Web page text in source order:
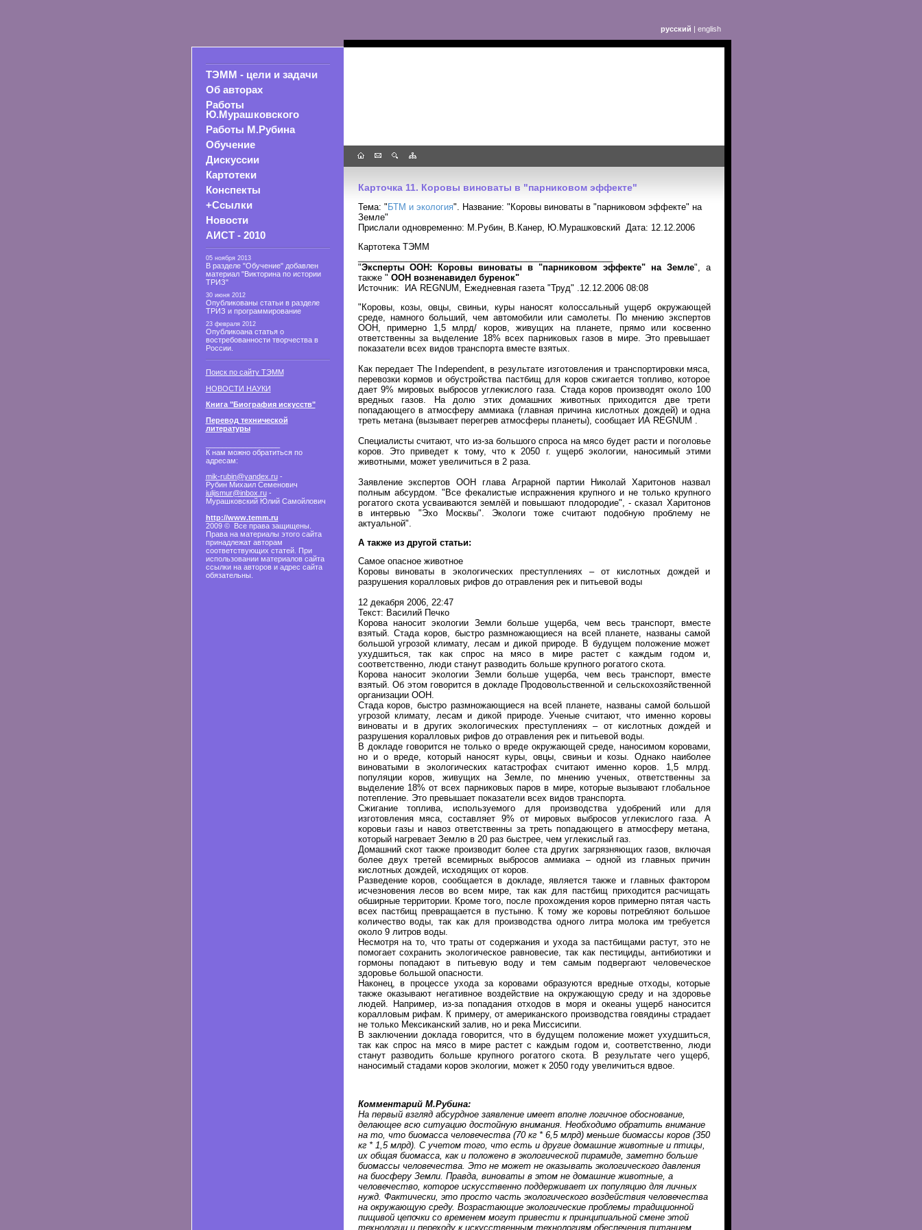
русский | english
ТЭММ - цели и задачи
Об авторах
Работы
Ю.Мурашковского
Работы М.Рубина
Обучение
Дискуссии
Картотеки
Конспекты
+Ссылки
Новости
АИСТ - 2010
05 ноября 2013
В разделе "Обучение" добавлен
материал "Викторина по истории
ТРИЗ"
30 июня 2012
Опубликованы статьи в разделе
ТРИЗ и программирование
23 февраля 2012
Опубликоана статья о
востребованности творчества в
России.
Поиск по сайту ТЭММ
НОВОСТИ НАУКИ
Книга "Биография искусств"
Перевод технической
литературы
К нам можно обратиться по
адресам:
mik-rubin@yandex.ru-
Рубин Михаил Семенович
julijsmur@inbox.ru-
Мурашковский Юлий Самойлович
http://www.temm.ru
2009 © Все права защищены.
Права на материалы этого сайта
принадлежат авторам
соответствующих статей. При
использовании материалов сайта
ссылки на авторов и адрес сайта
обязательны.
Карточка 11. Коровы виноваты в "парниковом эффекте"
Тема: " БТМ и экология". Название: "Коровы виноваты в "парниковом эффекте" на
Земле"
Прислали одновременно: М.Рубин, В.Канер, Ю.Мурашковский Дата: 12.12.2006
Картотека ТЭММ
"Эксперты ООН: Коровы виноваты в "парниковом эффекте" на Земле", а
также " ООН возненавидел буренок"
Источник: ИА REGNUM, Ежедневная газета "Труд" .12.12.2006 08:08
"Коровы, козы, овцы, свиньи, куры наносят колоссальный ущерб окружающей
среде, намного больший, чем автомобили или самолеты. По мнению экспертов
ООН, примерно 1,5 млрд/ коров, живущих на планете, прямо или косвенно
ответственны за выделение 18% всех парниковых газов в мире. Это превышает
показатели всех видов транспорта вместе взятых.
Как передает The Independent, в результате изготовления и транспортировки мяса,
перевозки кормов и обустройства пастбищ для коров сжигается топливо, которое
дает 9% мировых выбросов углекислого газа. Стада коров производят около 100
вредных газов. На долю этих домашних животных приходится две трети
попадающего в атмосферу аммиака (главная причина кислотных дождей) и одна
треть метана (вызывает перегрев атмосферы планеты), сообщает ИА REGNUM .
Специалисты считают, что из-за большого спроса на мясо будет расти и поголовье
коров. Это приведет к тому, что к 2050 г. ущерб экологии, наносимый этими
животными, может увеличиться в 2 раза.
Заявление экспертов ООН глава Аграрной партии Николай Харитонов назвал
полным абсурдом. "Все фекалистые испражнения крупного и не только крупного
рогатого скота усваиваются землёй и повышают плодородие", - сказал Харитонов
в интервью "Эхо Москвы". Экологи тоже считают подобную проблему не
актуальной".
А также из другой статьи:
Самое опасное животное
Коровы виноваты в экологических преступлениях – от кислотных дождей и
разрушения коралловых рифов до отравления рек и питьевой воды
12 декабря 2006, 22:47
Текст: Василий Печко
Корова наносит экологии Земли больше ущерба, чем весь транспорт, вместе
взятый. Стада коров, быстро размножающиеся на всей планете, названы самой
большой угрозой климату, лесам и дикой природе. В будущем положение может
ухудшиться, так как спрос на мясо в мире растет с каждым годом и,
соответственно, люди станут разводить больше крупного рогатого скота.
Корова наносит экологии Земли больше ущерба, чем весь транспорт, вместе
взятый. Об этом говорится в докладе Продовольственной и сельскохозяйственной
организации ООН.
Стада коров, быстро размножающиеся на всей планете, названы самой большой
угрозой климату, лесам и дикой природе. Ученые считают, что именно коровы
виноваты и в других экологических преступлениях – от кислотных дождей и
разрушения коралловых рифов до отравления рек и питьевой воды.
В докладе говорится не только о вреде окружающей среде, наносимом коровами,
но и о вреде, который наносят куры, овцы, свиньи и козы. Однако наиболее
виноватыми в экологических катастрофах считают именно коров. 1,5 млрд.
популяции коров, живущих на Земле, по мнению ученых, ответственны за
выделение 18% от всех парниковых паров в мире, которые вызывают глобальное
потепление. Это превышает показатели всех видов транспорта.
Сжигание топлива, используемого для производства удобрений или для
изготовления мяса, составляет 9% от мировых выбросов углекислого газа. А
коровьи газы и навоз ответственны за треть попадающего в атмосферу метана,
который нагревает Землю в 20 раз быстрее, чем углекислый газ.
Домашний скот также производит более ста других загрязняющих газов, включая
более двух третей всемирных выбросов аммиака – одной из главных причин
кислотных дождей, исходящих от коров.
Разведение коров, сообщается в докладе, является также и главных фактором
исчезновения лесов во всем мире, так как для пастбищ приходится расчищать
обширные территории. Кроме того, после прохождения коров примерно пятая часть
всех пастбищ превращается в пустыню. К тому же коровы потребляют большое
количество воды, так как для производства одного литра молока им требуется
около 9 литров воды.
Несмотря на то, что траты от содержания и ухода за пастбищами растут, это не
помогает сохранить экологическое равновесие, так как пестициды, антибиотики и
гормоны попадают в питьевую воду и тем самым подвергают человеческое
здоровье большой опасности.
Наконец, в процессе ухода за коровами образуются вредные отходы, которые
также оказывают негативное воздействие на окружающую среду и на здоровье
людей. Например, из-за попадания отходов в моря и океаны ущерб наносится
коралловым рифам. К примеру, от американского производства говядины страдает
не только Мексиканский залив, но и река Миссисипи.
В заключении доклада говорится, что в будущем положение может ухудшиться,
так как спрос на мясо в мире растет с каждым годом и, соответственно, люди
станут разводить больше крупного рогатого скота. В результате чего ущерб,
наносимый стадами коров экологии, может к 2050 году увеличиться вдвое.
Комментарий М.Рубина:
На первый взгляд абсурдное заявление имеет вполне логичное обоснование,
делающее всю ситуацию достойную внимания. Необходимо обратить внимание
на то, что биомасса человечества (70 кг * 6,5 млрд) меньше биомассы коров (350
кг * 1,5 млрд). С учетом того, что есть и другие домашние животные и птицы,
их общая биомасса, как и положено в экологической пирамиде, заметно больше
биомассы человечества. Это не может не оказывать экологического давления
на биосферу Земли. Правда, виноваты в этом не домашние животные, а
человечество, которое искусственно поддерживает их популяцию для личных
нужд. Фактически, это просто часть экологического воздействия человечества
на окружающую среду. Возрастающие экологические проблемы традиционной
пищивой цепочки со временем могут привести к принципиальной смене этой
технологии и переходу к искусственным технологиям обеспечения питанием.